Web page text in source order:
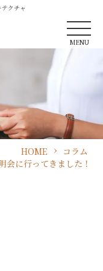
クチャ
MENU
HOME
コラム
会に行ってきました！